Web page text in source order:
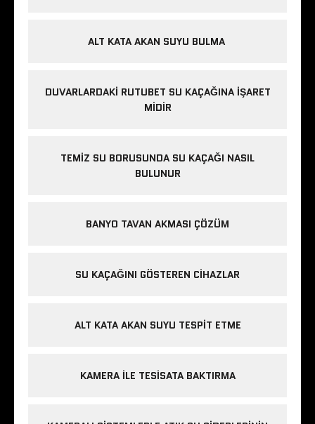
ALT KATA AKAN SUYU BULMA
DUVARLARDAKI RUTUBET SU KAÇAĞINA İŞARET
MIDIR
TEMIZ SU BORUSUNDA SU KAÇAĞI NASIL
BULUNUR
BANYO TAVAN AKMASI ÇÖZÜM
SU KAÇAĞINI GÖSTEREN CIHAZLAR
ALT KATA AKAN SUYU TESPIT ETME
KAMERA ILE TESISATA BAKTIRMA